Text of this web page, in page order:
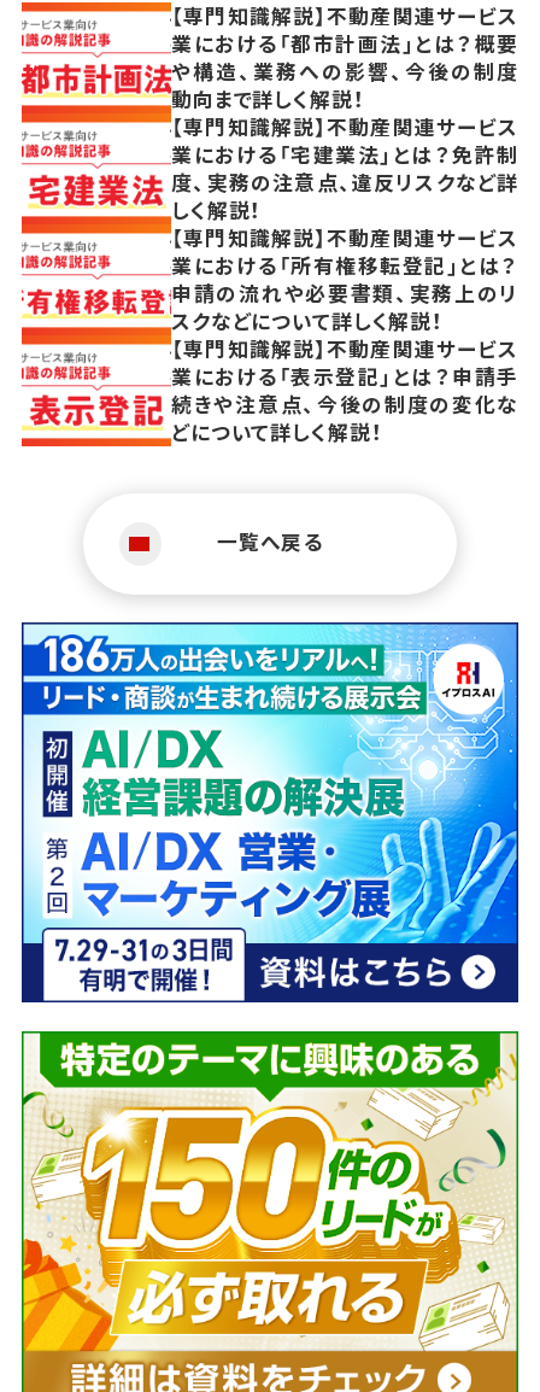
【専門知識解説】不動産関連サービス
業における「都市計画法」とは？概要
や構造、業務への影響、今後の制度
動向まで詳しく解説！
【専門知識解説】不動産関連サービス
業における「宅建業法」とは？免許制
度、実務の注意点、違反リスクなど詳
しく解説！
【専門知識解説】不動産関連サービス
業における「所有権移転登記」とは？
申請の流れや必要書類、実務上のリ
スクなどについて詳しく解説！
【専門知識解説】不動産関連サービス
業における「表示登記」とは？申請手
続きや注意点、今後の制度の変化な
どについて詳しく解説！
一覧へ戻る